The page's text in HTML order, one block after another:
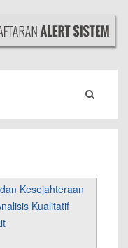
Kesejahteraan
Kualitatif